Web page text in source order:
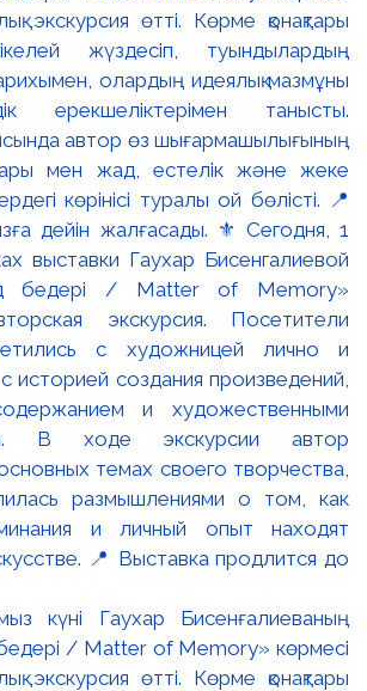
күні Гаухар Бисенғалиеваның
/ Matter of Memory» көрмесі
экскурсия өтті. Көрме қонақтары